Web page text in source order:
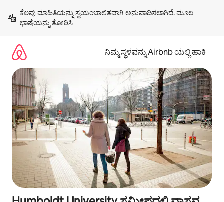
ಹೋಗಿ
ಕೆಲವು ಮಾಹಿತಿಯನ್ನು ಸ್ವಯಂಚಾಲಿತವಾಗಿ ಅನುವಾದಿಸಲಾಗಿದೆ. ಮೂಲ
ಭಾಷೆಯನ್ನು ತೋರಿಸಿ
ನಿಮ್ಮ ಸ್ಥಳವನ್ನು Airbnb ಯಲ್ಲಿ ಹಾಕಿ